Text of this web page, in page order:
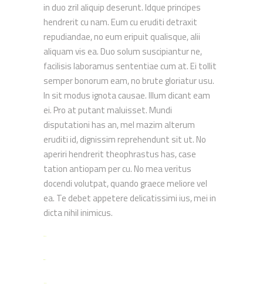
in duo zril aliquip deserunt. Idque principes
hendrerit cu nam. Eum cu eruditi detraxit
repudiandae, no eum eripuit qualisque, alii
aliquam vis ea. Duo solum suscipiantur ne,
facilisis laboramus sententiae cum at. Ei tollit
semper bonorum eam, no brute gloriatur usu.
In sit modus ignota causae. Illum dicant eam
ei. Pro at putant maluisset. Mundi
disputationi has an, mel mazim alterum
eruditi id, dignissim reprehendunt sit ut. No
aperiri hendrerit theophrastus has, case
tation antiopam per cu. No mea veritus
docendi volutpat, quando graece meliore vel
ea. Te debet appetere delicatissimi ius, mei in
dicta nihil inimicus.